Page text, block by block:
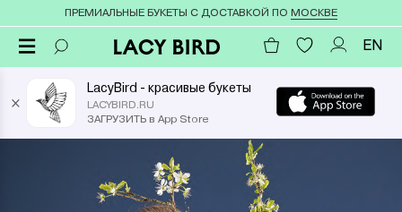
ПРЕМИАЛЬНЫЕ БУКЕТЫ С ДОСТАВКОЙ ПО МОСКВЕ
EN
×
LacyBird - красивые букеты
LACYBIRD.RU
ЗАГРУЗИТЬ в App Store